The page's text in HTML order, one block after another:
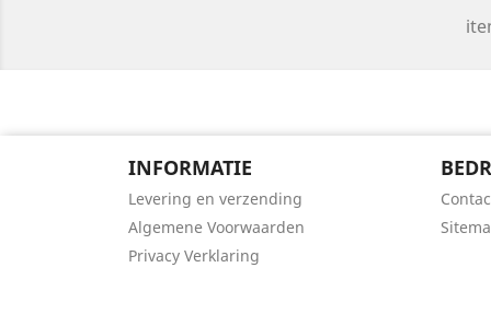
INFORMATIE
Levering en verzending
Algemene Voorwaarden
Privacy Verklaring